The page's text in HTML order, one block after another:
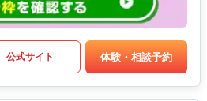
公式サイト 体験・相談予約